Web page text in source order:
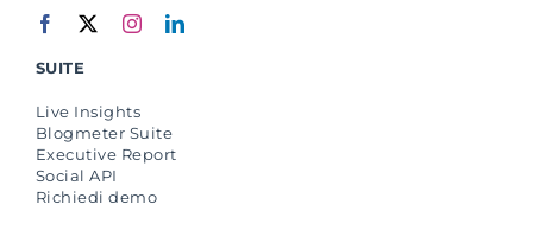
SUITE
Live Insights
Blogmeter Suite
Executive Report
Social API
Richiedi demo